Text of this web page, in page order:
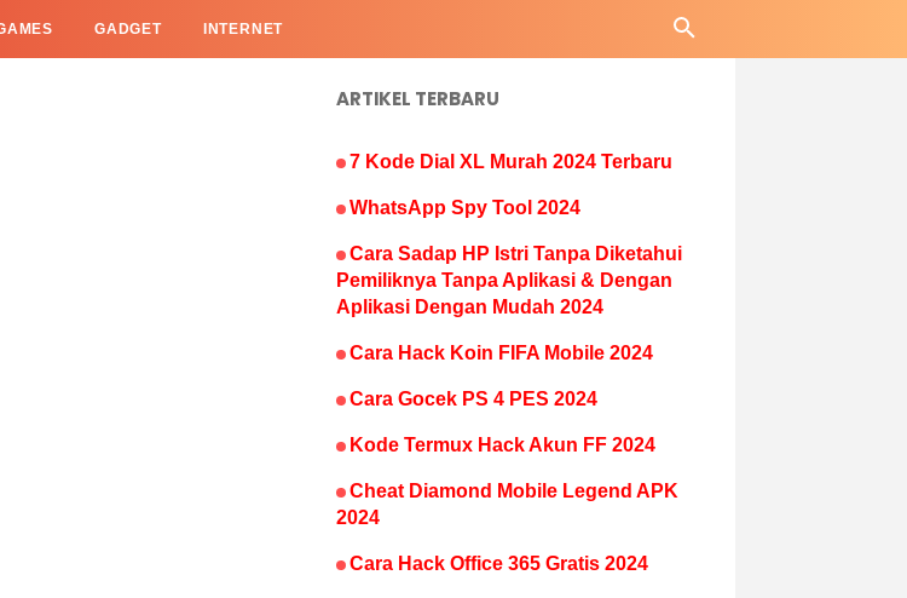
GADGET INTERNET
ARTIKEL TERBARU
7 Kode Dial XL Murah 2024 Terbaru
WhatsApp Spy Tool 2024
Cara Sadap HP Istri Tanpa Diketahui
Pemiliknya Tanpa Aplikasi & Dengan
Aplikasi Dengan Mudah 2024
Cara Hack Koin FIFA Mobile 2024
Cara Gocek PS 4 PES 2024
Kode Termux Hack Akun FF 2024
Cheat Diamond Mobile Legend APK
2024
Cara Hack Office 365 Gratis 2024